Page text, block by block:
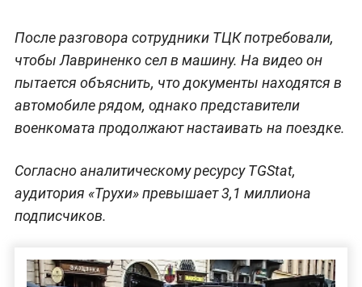
После разговора сотрудники ТЦК потребовали,
чтобы Лавриненко сел в машину. На видео он
пытается объяснить, что документы находятся в
автомобиле рядом, однако представители
военкомата продолжают настаивать на поездке.
Согласно аналитическому ресурсу TGStat,
аудитория «Трухи» превышает 3,1 миллиона
подписчиков.